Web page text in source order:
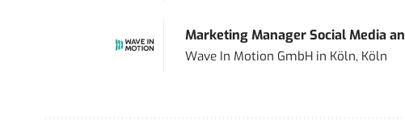
Marketing Manager Social Media
Wave In Motion GmbHin Köln, Köln